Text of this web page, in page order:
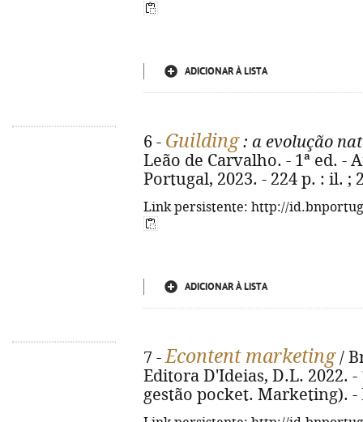
ADICIONAR À LISTA
6 - Guilding: a evolução
Leão de Carvalho. - 1ª ed. -
Portugal, 2023. - 224 p. : il. ;
Link persistente: http://
ADICIONAR À LISTA
7 -Econtent marketing/
Editora D'Ideias, D.L. 2022.
gestão pocket. Marketing). -